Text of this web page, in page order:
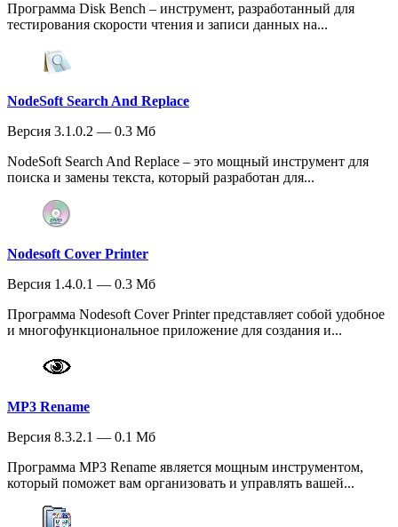
Программа Disk Bench – инструмент, разработанный для
тестирования скорости чтения и записи данных на...
NodeSoft Search And Replace
Версия 3.1.0.2 — 0.3 Мб
NodeSoft Search And Replace – это мощный инструмент для
поиска и замены текста, который разработан для...
Nodesoft Cover Printer
Версия 1.4.0.1 — 0.3 Мб
Программа Nodesoft Cover Printer представляет собой удобное
и многофункциональное приложение для создания и...
MP3 Rename
Версия 8.3.2.1 — 0.1 Мб
Программа MP3 Rename является мощным инструментом,
который поможет вам организовать и управлять вашей...